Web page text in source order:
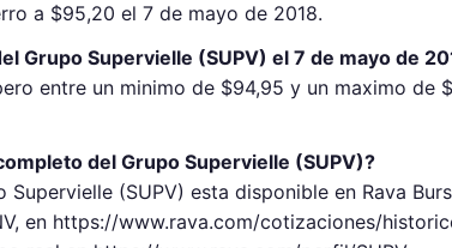
a $95,20 el 7 de mayo de 2018.
Grupo Supervielle (SUPV) el 7 de mayo de
entre un minimo de $94,95 y un maximo de
del Grupo Supervielle (SUPV)?
(SUPV) esta disponible en Rava
en https://www.rava.com/cotizaciones/